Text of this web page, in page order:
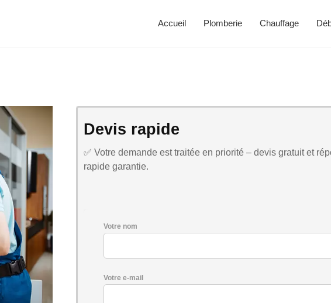
Accueil Plomberie Chauffage
Devis rapide
✅ Votre demande est traitée en priorité – devis gratuit et
rapide garantie.
Votre nom
Votre e-mail